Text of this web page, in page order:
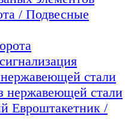
/ Подвесные
стали
нержавеющей стали
Евроштакетник /